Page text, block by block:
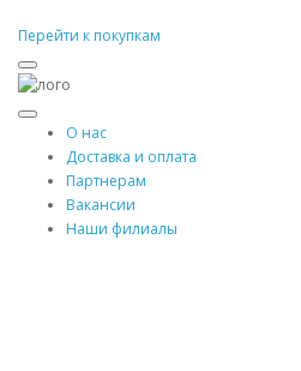
Перейти к покупкам
О нас
Доставка и оплата
Партнерам
Вакансии
Наши филиалы